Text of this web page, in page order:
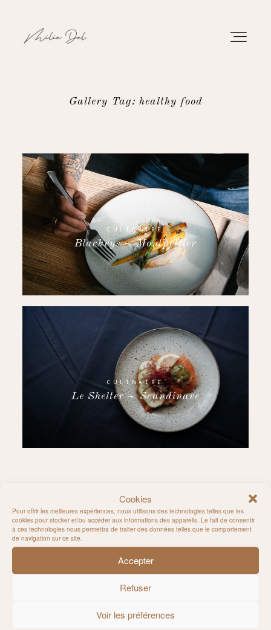
Cookies
Pour offrir les meilleures expériences, nous utilisons des technologies telles que les
cookies pour stocker et/ou accéder aux informations des appareils. Le fait de consentir
à ces technologies nous permettra de traiter des données telles que le comportement
de navigation sur ce site.
Accepter
Refuser
Voir les préférences
TRAVAUX
À PROPOS
CONTACT
Gallery Tag: healthy food
CULINAIRE
Blackeys ~ Montpellier
CULINAIRE
Le Shelter ~ Scandinave
Rejoignez-moi sur Instagram
@MILIE_DEL